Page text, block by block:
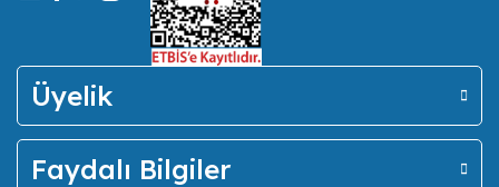
Üyelik
Faydalı Bilgiler